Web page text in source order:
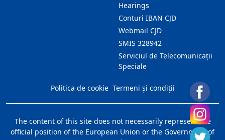
Hearings
Conturi IBAN CJD
Webmail CJD
SMIS 328942
Serviciul de Telecomunicații
Speciale
Politica de cookie Termeni și condiții
The content of this site does not necessarily represent the
official position of the European Union or the Government of